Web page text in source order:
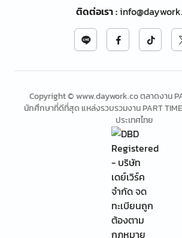
ติดต่อเรา:
Copyright © www.daywork.co ตลาดงาน
นักศึกษาที่ดีที่สุด แหล่งรวบรวมงาน PART
ประเทศไทย